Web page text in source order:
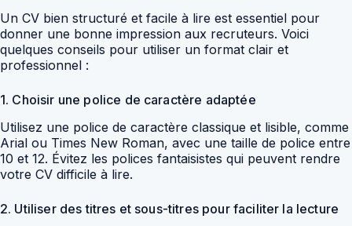
Un CV bien structuré et facile à lire est essentiel pour
donner une bonne impression aux recruteurs. Voici
quelques conseils pour utiliser un format clair et
professionnel :
1. Choisir une police de caractère adaptée
Utilisez une police de caractère classique et lisible, comme
Arial ou Times New Roman, avec une taille de police entre
10 et 12. Évitez les polices fantaisistes qui peuvent rendre
votre CV difficile à lire.
2. Utiliser des titres et sous-titres pour faciliter la lecture